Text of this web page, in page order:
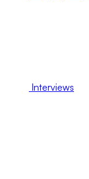
Interviews